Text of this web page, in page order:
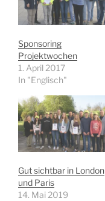
Sponsoring
Projektwochen
1. April 2017
In "Englisch"
Gut sichtbar in London
und Paris
14. Mai 2019